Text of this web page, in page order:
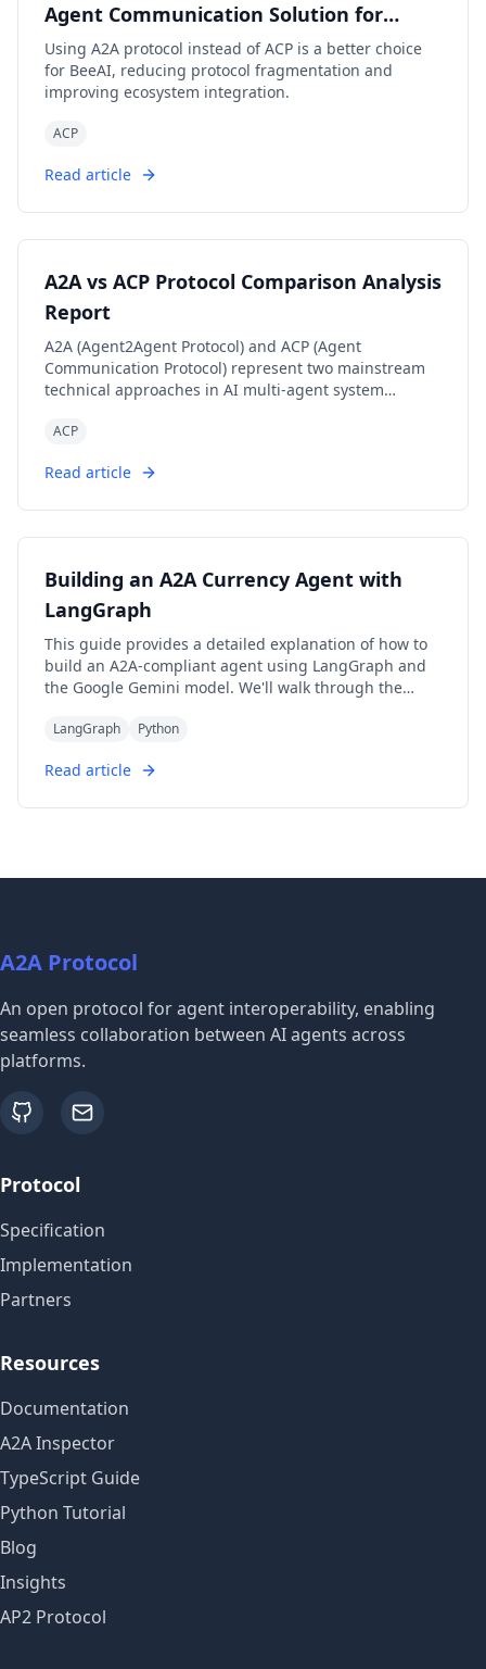
Agent Communication Solution for
BeeAI Framework
Using A2A protocol instead of ACP is a better choice
for BeeAI, reducing protocol fragmentation and
improving ecosystem integration.
ACP
Read article
A2A vs ACP Protocol Comparison Analysis
Report
A2A (Agent2Agent Protocol) and ACP (Agent
Communication Protocol) represent two mainstream
technical approaches in AI multi-agent system
'local/edge autonomy' respectively. A2A, with its
and rich task collaboration mechanisms, has become
local-first, cloud-independent characteristics, is
or edge computing environments. Both protocols
have their own focus in protocol design, ecosystem
are expected to further converge in openness in the
future. Developers are advised to choose the most
suitable protocol stack based on actual business
ACP
Read article
Building an A2A Currency Agent with
LangGraph
This guide provides a detailed explanation of how to
build an A2A-compliant agent using LangGraph and
the Google Gemini model. We'll walk through the
explaining each component, the flow of data, and how
LangGraph Python
Read article
A2A Protocol
An open protocol for agent interoperability, enabling
seamless collaboration between AI agents across
platforms.
github email
Protocol
Specification
Implementation
Partners
Resources
Documentation
A2A Inspector
TypeScript Guide
Python Tutorial
Blog
Insights
AP2 Protocol